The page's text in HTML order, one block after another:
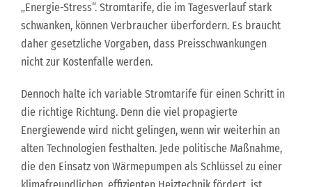
„Energie-Stress“. Stromtarife, die im Tagesverlauf stark
schwanken, können Verbraucher überfordern. Es braucht
daher gesetzliche Vorgaben, dass Preisschwankungen
nicht zur Kostenfalle werden.
Dennoch halte ich variable Stromtarife für einen Schritt in
die richtige Richtung. Denn die viel propagierte
Energiewende wird nicht gelingen, wenn wir weiterhin an
alten Technologien festhalten. Jede politische Maßnahme,
die den Einsatz von Wärmepumpen als Schlüssel zu einer